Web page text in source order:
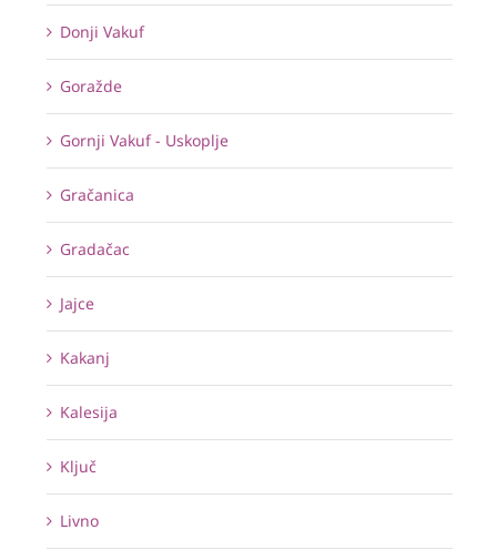
Donji Vakuf
Goražde
Gornji Vakuf - Uskoplje
Gračanica
Gradačac
Jajce
Kakanj
Kalesija
Ključ
Livno